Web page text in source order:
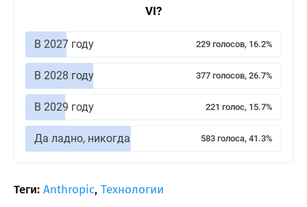
VI?
В 2027 году 229 голосов, 16.2%
В 2028 году 377 голосов, 26.7%
В 2029 году 221 голос, 15.7%
Да ладно, никогда 583 голоса, 41.3%
Теги: Anthropic, Технологии